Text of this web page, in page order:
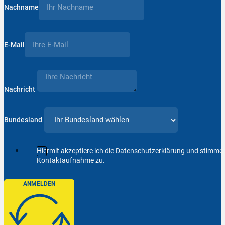
Nachname
E-Mail
Nachricht
Bundesland
Hiermit akzeptiere ich die Datenschutzerklärung und
Kontaktaufnahme zu.
ANMELDEN